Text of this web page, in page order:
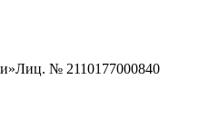
Лиц. № 2110177000840